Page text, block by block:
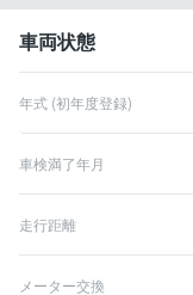
車両状態
年式 (初年度登録)
車検満了年月
走行距離
メーター交換